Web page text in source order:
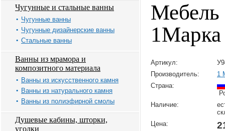
Чугунные и стальные ванны
Чугунные ванны
Чугунные дизайнерские ванны
Стальные ванны
Ванны из мрамора и
композитного материала
Ванны из искусственного камня
Ванны из натурального камня
Ванны из полиэфирной смолы
Душевые кабины, шторки,
уголки
Мебель
Артикул:
Производитель:
1
Страна:
Наличие:
Цена: